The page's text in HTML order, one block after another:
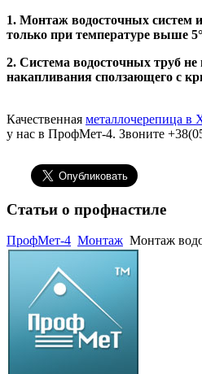
1. Монтаж водосточных систем
только при температуре выше
2. Система водосточных труб не
накапливания сползающего с
Качественная металлочерепица в
у нас в ПрофМет-4. Звоните
Статьи о профнастиле
ПрофМет-4 Монтаж Монтаж